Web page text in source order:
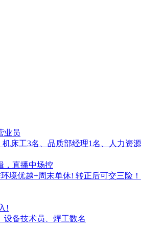
业员
床工3名、品质部经理1名、人力资
，直播中场控
境优越+周末单休! 转正后可交三险！
!
设备技术员、焊工数名